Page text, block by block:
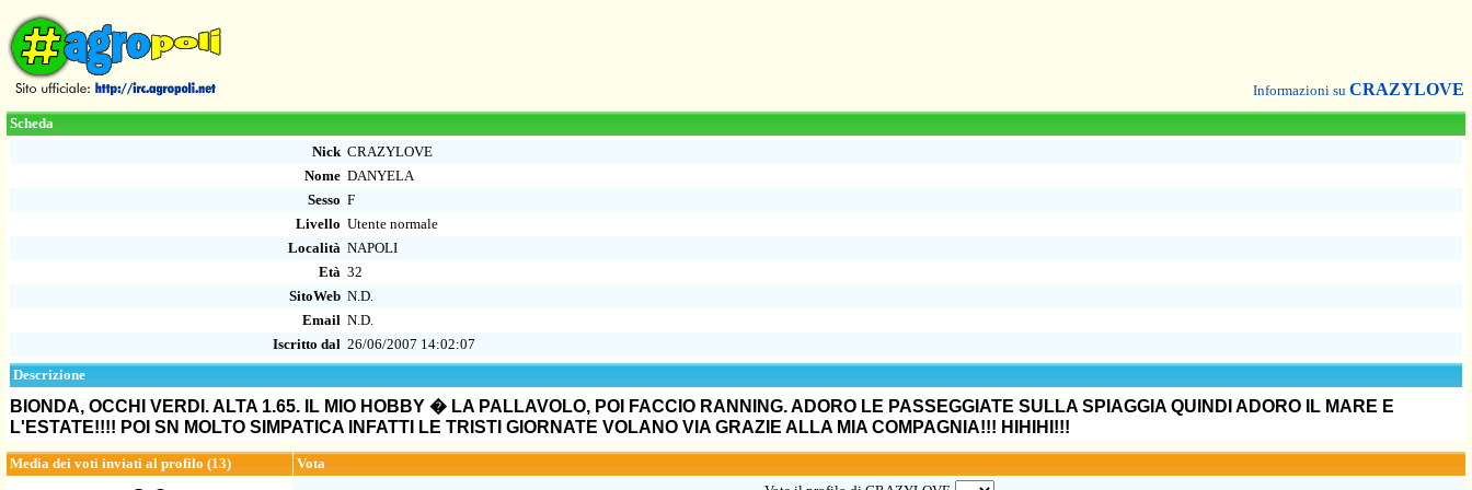
Informazioni su CRAZYLOVE
Scheda
Nick CRAZYLOVE
Nome DANYELA
Sesso F
Livello Utente normale
Località NAPOLI
Età 32
SitoWeb N.D.
Email N.D.
Iscritto dal 26/06/2007 14:02:07
Descrizione
BIONDA, OCCHI VERDI. ALTA 1.65. IL MIO HOBBY � LA PALLAVOLO, POI FACCIO RANNING. ADORO LE PASSEGGIATE SULLA SPIAGGIA QUINDI ADORO IL MARE E
L'ESTATE!!!! POI SN MOLTO SIMPATICA INFATTI LE TRISTI GIORNATE VOLANO VIA GRAZIE ALLA MIA COMPAGNIA!!! HIHIHI!!!
Media dei voti inviati al profilo (13) Vota